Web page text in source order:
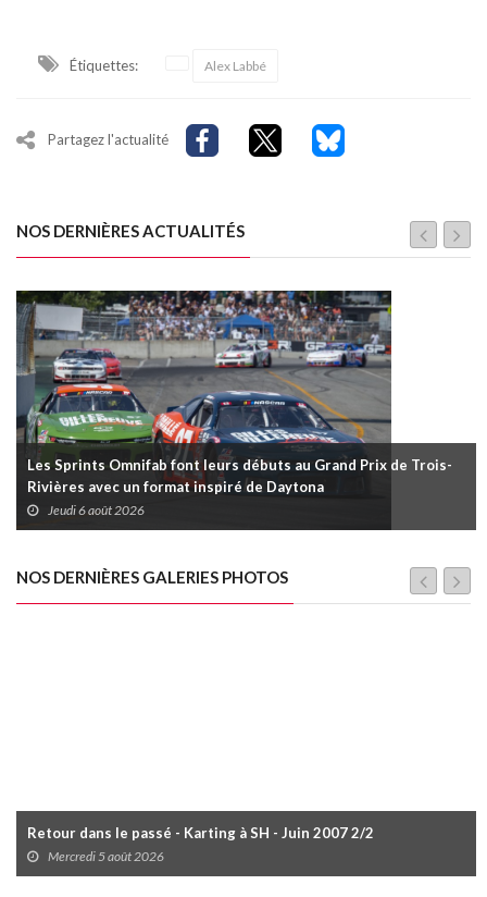
Étiquettes: Alex Labbé
Partagez l'actualité
NOS DERNIÈRES ACTUALITÉS
Les Sprints Omnifab font leurs débuts au Grand Prix de Trois-
Rivières avec un format inspiré de Daytona
Jeudi 6 août 2026
NOS DERNIÈRES GALERIES PHOTOS
Retour dans le passé - Karting à SH - Juin 2007 2/2
Mercredi 5 août 2026